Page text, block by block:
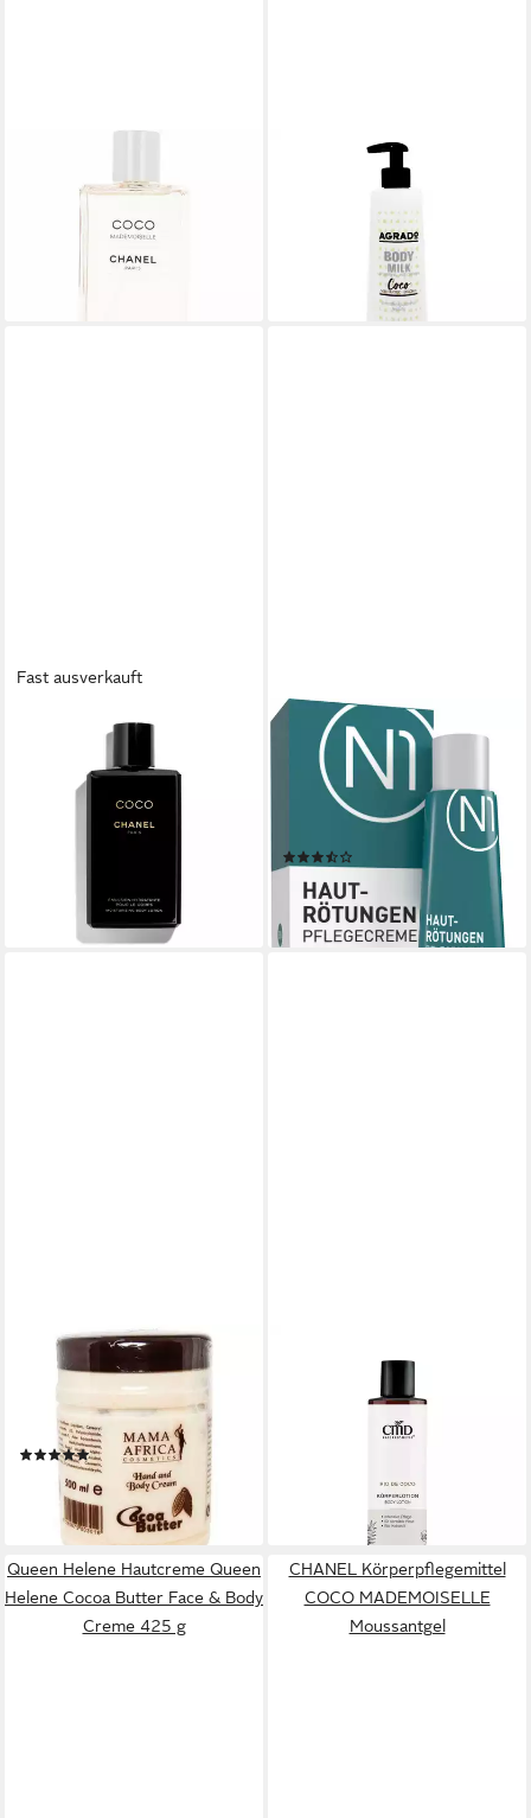
Körperöl COCO
MADEMOISELLE Körperöl
(876,45 €/ 1 l)
lieferbar - in 9-11 Werktagen bei
Körperpflegemittel Body Milk
lieferbar - in 9-11 Werktagen bei
Fast ausverkauft
tlg., 200 ml BodyLotion
N1 HEALTHCARE
Hautcreme N1 Hautrötungen
Pflegecreme, 30 ml,
Medizinprodukt, bewiesene
Wirksamkeit, ohne Kortison
ab 16,90 €
(563,33 €/ 1 l)
lieferbar - in 3-4 Werktagen bei dir
MAMA AFRICA
Körpercreme Mama Africa
Cocoa Butter Hand and Body
Cream 500ml
(1)
7,99 €
(3,20 €/ 100 ml)
lieferbar - in 2-3 Werktagen bei dir
Bodylotion Rio de Coco
Körperlotion
Queen Helene Hautcreme Queen
Helene Cocoa Butter Face & Body
Creme 425 g
CHANEL Körperpflegemittel
COCO MADEMOISELLE
Moussantgel